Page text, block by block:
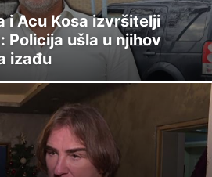
i Acu Kosa izvršitelji
Policija ušla u njihov
izađu